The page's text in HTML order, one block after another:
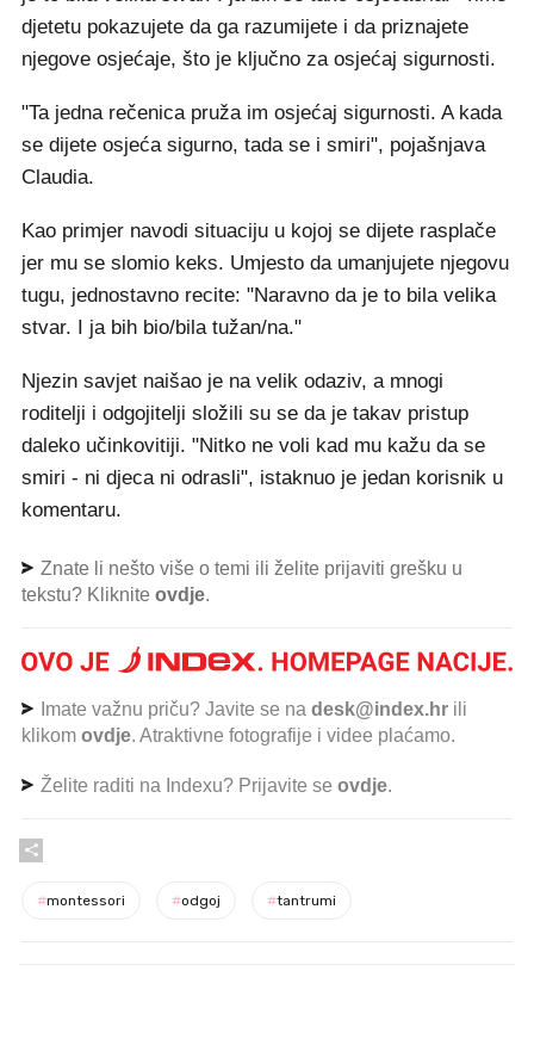
djetetu pokazujete da ga razumijete i da priznajete
njegove osjećaje, što je ključno za osjećaj sigurnosti.
"Ta jedna rečenica pruža im osjećaj sigurnosti. A kada
se dijete osjeća sigurno, tada se i smiri", pojašnjava
Claudia.
Kao primjer navodi situaciju u kojoj se dijete rasplače
jer mu se slomio keks. Umjesto da umanjujete njegovu
tugu, jednostavno recite: "Naravno da je to bila velika
stvar. I ja bih bio/bila tužan/na."
Njezin savjet naišao je na velik odaziv, a mnogi
roditelji i odgojitelji složili su se da je takav pristup
daleko učinkovitiji. "Nitko ne voli kad mu kažu da se
smiri - ni djeca ni odrasli", istaknuo je jedan korisnik u
komentaru.
Znate li nešto više o temi ili želite prijaviti grešku u
tekstu? Kliknite ovdje.
Imate važnu priču? Javite se na desk@index.hr ili
klikom ovdje. Atraktivne fotografije i videe plaćamo.
Želite raditi na Indexu? Prijavite se ovdje.
#montessori #odgoj #tantrumi